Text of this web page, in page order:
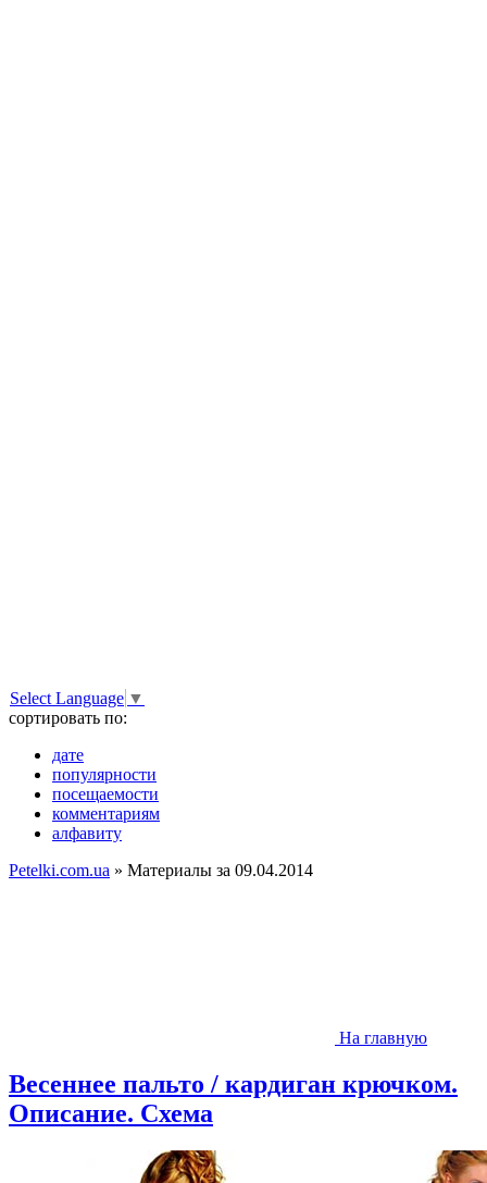
Select Language ▼
сортировать по:
дате
популярности
посещаемости
комментариям
алфавиту
Petelki.com.ua » Материалы за 09.04.2014
На главную
Весеннее пальто / кардиган крючком.
Описание. Схема